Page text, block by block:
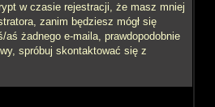
w czasie rejestracji, że masz mniej
zanim będziesz mógł się
żadnego e-maila, prawdopodobnie
spróbuj skontaktować się z